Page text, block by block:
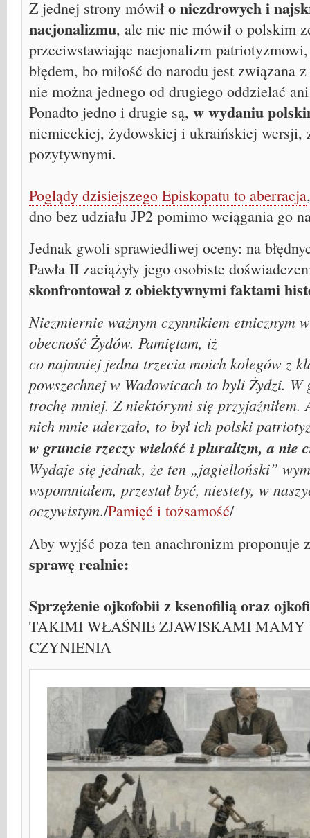
Z jednej strony mówił o niezdrowych i
nacjonalizmu, ale nic nie mówił o polskim
przeciwstawiając nacjonalizm
błędem, bo miłość do narodu jest związana
nie można jednego od drugiego oddzielać
Ponadto jedno i drugie są, w wydaniu
niemieckiej, żydowskiej i ukraińskiej wersji,
pozytywnymi.
Poglądy dzisiejszego Episkopatu to aberracja
dno bez udziału JP2 pomimo wciągania go
Jednak gwoli sprawiedliwej oceny: na
Pawła II zaciążyły jego osobiste
skonfrontował z obiektywnymi faktami
Niezmiernie ważnym czynnikiem etnicznym
obecność Żydów. Pamiętam, iż
co najmniej jedna trzecia moich kolegów z
powszechnej w Wadowicach to byli Żydzi. W
trochę mniej. Z niektórymi się przyjaźniłem.
nich mnie uderzało, to był ich polski
w gruncie rzeczy wielość i pluralizm, a nie
Wydaje się jednak, że ten „jagielloński”
wspomniałem, przestał być, niestety, w
oczywistym./Pamięć i tożsamość/
Aby wyjść poza ten anachronizm proponuje
sprawę realnie:
Sprzężenie ojkofobii z ksenofilią oraz
TAKIMI WŁAŚNIE ZJAWISKAMI MAMY
CZYNIENIA